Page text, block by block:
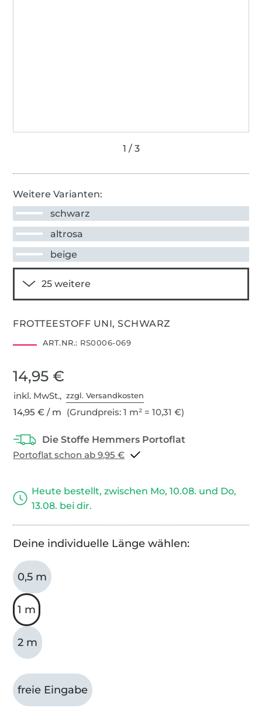
Weitere Varianten:
schwarz
altrosa
beige
FROTTEESTOFF UNI, SCHWARZ
ART.NR.: RS0006-069
14,95 €
inkl. MwSt.,zzgl. Versandkosten
14,95 € / m (Grundpreis: 1 m² = 10,31 €)
Portoflat schon ab 9,95 €
Heute bestellt, zwischen Mo, 10.08. und Do,
13.08. bei dir.
Deine individuelle Länge wählen:
0,5 m
1 m
2 m
freie Eingabe